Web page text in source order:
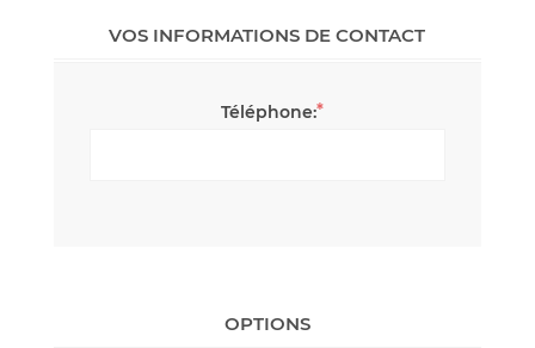
VOS INFORMATIONS DE CONTACT
Téléphone:*
OPTIONS